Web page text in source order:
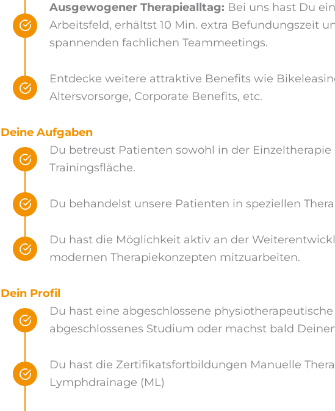
Ausgewogener Therapiealltag: Bei uns hast Du
Arbeitsfeld, erhältst 10 Min. extra Befundungszeit
spannenden fachlichen Teammeetings.
Entdecke weitere attraktive Benefits wie
Altersvorsorge, Corporate Benefits, etc.
Deine Aufgaben
Du betreust Patienten sowohl in der Einzeltherapie
Trainingsfläche.
Du behandelst unsere Patienten in speziellen
Du hast die Möglichkeit aktiv an der
modernen Therapiekonzepten mitzuarbeiten.
Dein Profil
Du hast eine abgeschlossene
abgeschlossenes Studium oder machst bald
Du hast die Zertifikatsfortbildungen Manuelle
Lymphdrainage (ML)